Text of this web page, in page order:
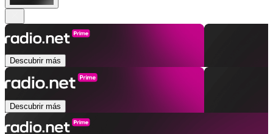
Descubrir más
Descubrir más